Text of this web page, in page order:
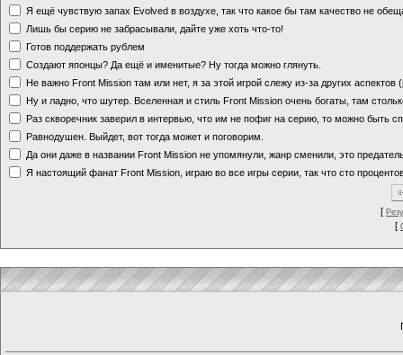
Я ещё чувствую запах Evolved в воздухе, так что какое бы там качество не
Лишь бы серию не забрасывали, дайте уже хоть что-то!
Готов поддержать рублем
Создают японцы? Да ещё и именитые? Ну тогда можно глянуть.
Не важно Front Mission там или нет, я за этой игрой слежу из-за других аспектов
Ну и ладно, что шутер. Вселенная и стиль Front Mission очень богаты, там
Раз скворечник заверил в интервью, что им не пофиг на серию, то можно быть
Равнодушен. Выйдет, вот тогда может и поговорим.
Да они даже в названии Front Mission не упомянули, жанр сменили, это
Я настоящий фанат Front Mission, играю во все игры серии, так что сто
[
[